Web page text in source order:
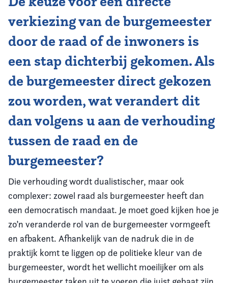
verkiezing van de burgemeester
door de raad of de inwoners is
een stap dichterbij gekomen. Als
de burgemeester direct gekozen
zou worden, wat verandert dit
dan volgens u aan de verhouding
tussen de raad en de
burgemeester?
Die verhouding wordt dualistischer, maar ook
complexer: zowel raad als burgemeester heeft dan
een democratisch mandaat. Je moet goed kijken hoe je
zo’n veranderde rol van de burgemeester vormgeeft
en afbakent. Afhankelijk van de nadruk die in de
praktijk komt te liggen op de politieke kleur van de
burgemeester, wordt het wellicht moeilijker om als